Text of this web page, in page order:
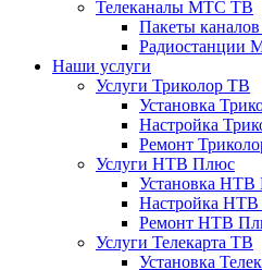
Телеканалы МТС ТВ
Пакеты
Радиостанции
Наши услуги
Услуги Триколор ТВ
Установка
Настройка
Ремонт
Услуги НТВ Плюс
Установка
Настройка
Ремонт НТВ
Услуги Телекарта ТВ
Установка